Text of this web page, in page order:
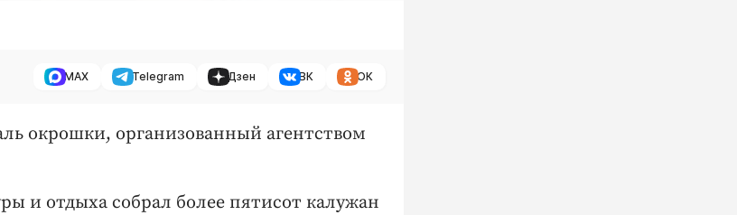
MAX Telegram Дзен ВК ОК
окрошки, организованный агентством
и отдыха собрал более пятисот калужан